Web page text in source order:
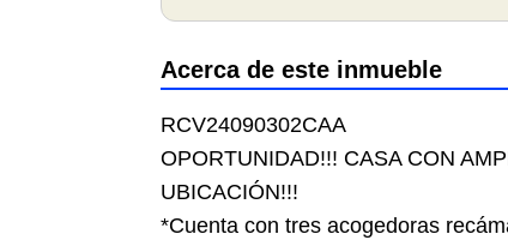
Acerca de este inmueble
RCV24090302CAA
OPORTUNIDAD!!! CASA CON
UBICACIÓN!!!
*Cuenta con tres acogedoras